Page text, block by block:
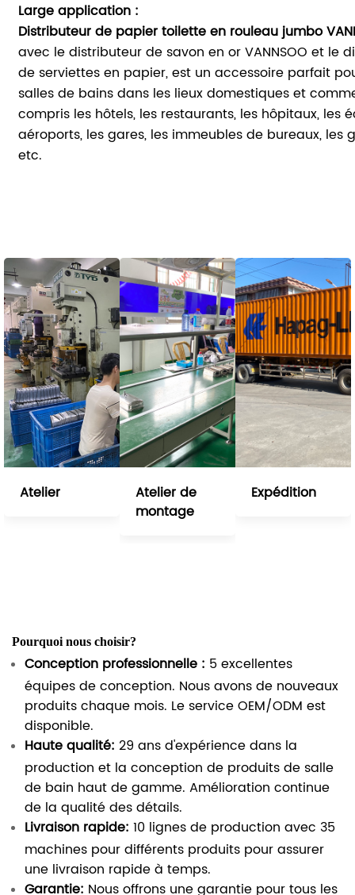
Large application :
Distributeur de papier toilette en rouleau jumbo
avec le distributeur de savon en or VANNSOO et le
de serviettes en papier, est un accessoire parfait
salles de bains dans les lieux domestiques et
compris les hôtels, les restaurants, les hôpitaux, les
aéroports, les gares, les immeubles de bureaux, les
etc.
Atelier
Atelier de
montage
Expédition
Pourquoi nous choisir?
Conception professionnelle : 5 excellentes
équipes de conception. Nous avons de nouveaux
produits chaque mois. Le service OEM/ODM est
disponible.
Haute qualité: 29 ans d'expérience dans la
production et la conception de produits de salle
de bain haut de gamme. Amélioration continue
de la qualité des détails.
Livraison rapide: 10 lignes de production avec 35
machines pour différents produits pour assurer
une livraison rapide à temps.
Garantie: Nous offrons une garantie pour tous les